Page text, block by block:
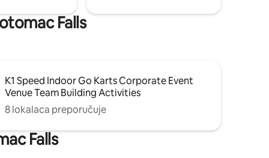
Falls
K1 Speed Indoor Go Karts Corporate Event
Venue Team Building Activities
8 lokalaca preporučuje
Falls